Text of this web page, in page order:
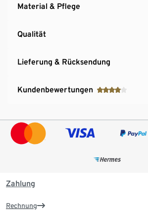
Material & Pflege
Qualität
Lieferung & Rücksendung
Kundenbewertungen
Zahlung
Rechnung